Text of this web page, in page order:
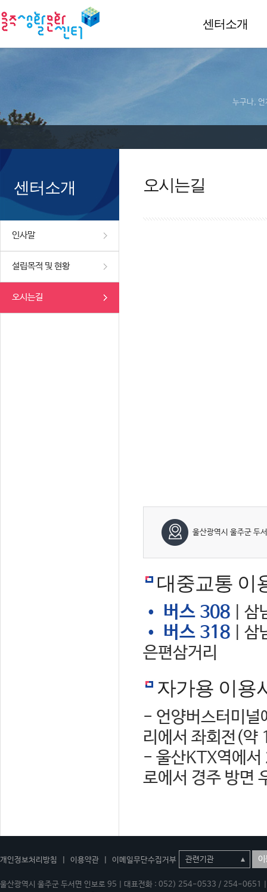
센터소개
누구나, 언
센터소개
인사말
설립목적 및 현황
오시는길
오시는길
울산광역시 울주군 두
대중교통 이
• 버스 308 | 삼
• 버스 318 | 삼
은편삼거리
자가용 이용
- 언양버스터미널
리에서 좌회전(약
- 울산KTX역에서
로에서 경주 방면
개인정보처리방침 이용약관 이메일무단수집거부 이
울산광역시 울주군 두서면 인보로 95 | 대표전화 : 052) 254-0533 / 254-